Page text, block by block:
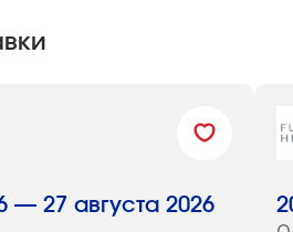
— 27 августа 2026